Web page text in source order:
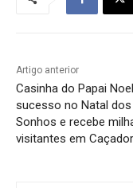
Artigo anterior
Casinha do Papai
sucesso no Natal dos
Sonhos e recebe
visitantes em Caçador